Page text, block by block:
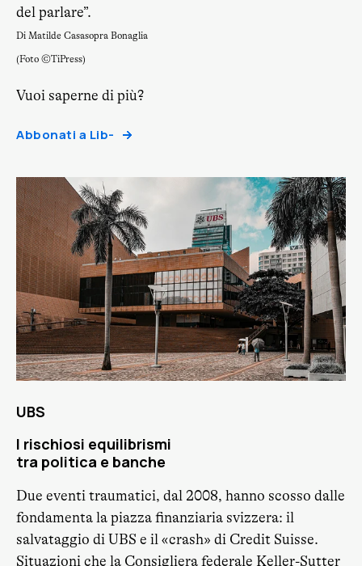
del parlare”.
Di Matilde Casasopra Bonaglia
(Foto ©TiPress)
Vuoi saperne di più?
Abbonati a Lib-
UBS
I rischiosi equilibrismi
tra politica e banche
Due eventi traumatici, dal 2008, hanno scosso dalle
fondamenta la piazza finanziaria svizzera: il
salvataggio di UBS e il «crash» di Credit Suisse.
Situazioni che la Consigliera federale Keller-Sutter